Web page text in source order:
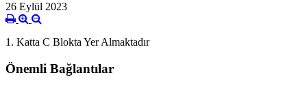
26 Eylül 2023
1. Katta C Blokta Yer Almaktadır
Önemli Bağlantılar